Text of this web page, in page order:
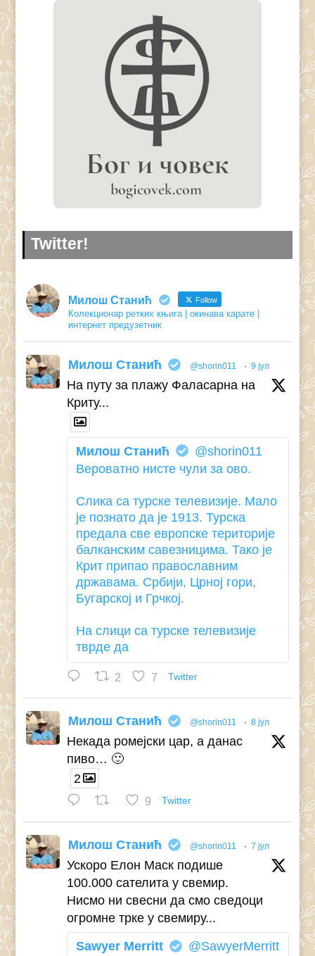
Twitter!
Милош Станић Follow
Колекционар ретких књига | окинава карате |
интернет предузетник
Милош Станић @shorin011 · 9 јул
На путу за плажу Фаласарна на
Криту...
Милош Станић
@shorin011
Вероватно нисте чули за ово.
Слика са турске телевизије. Мало
је познато да је 1913. Турска
предала све европске територије
балканским савезницима. Тако је
Крит припао православним
државама. Србији, Црној гори,
Бугарској и Грчкој.
На слици са турске телевизије
тврде да
2 7 Twitter
Милош Станић @shorin011 · 8 јул
Некада ромејски цар, а данас
пиво… 🙂
2
9 Twitter
Милош Станић @shorin011 · 7 јул
Ускоро Елон Маск подише
100.000 сателита у свемир.
Нисмо ни свесни да смо сведоци
огромне трке у свемиру...
Sawyer Merritt
@SawyerMerritt